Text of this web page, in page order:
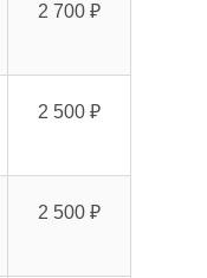
2 700 ₽
2 500 ₽
2 500 ₽